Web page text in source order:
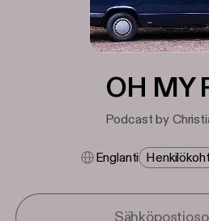
OH MY
Podcast by
Englanti